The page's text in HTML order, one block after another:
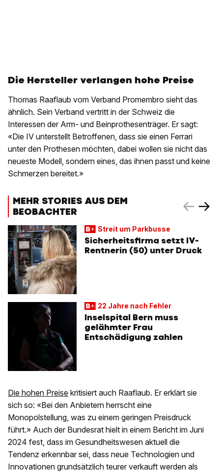
Die Hersteller verlangen hohe Preise
Thomas Raaflaub vom Verband Promembro sieht das
ähnlich. Sein Verband vertritt in der Schweiz die
Interessen der Arm- und Beinprothesenträger. Er sagt:
«Die IV unterstellt Betroffenen, dass sie einen Ferrari
unter den Prothesen möchten, dabei wollen sie nicht das
neueste Modell, sondern eines, das ihnen passt und keine
Schmerzen bereitet.»
MEHR STORIES AUS DEM
BEOBACHTER
Streit um Parkbusse
Sicherheitsfirma setzt IV-
Rentnerin (50) unter Druck
22 Jahre nach Fehler
Inselspital Bern muss
gelähmter Frau
Entschädigung zahlen
Die hohen Preise kritisiert auch Raaflaub. Er erklärt sie
sich so: «Bei den Anbietern herrscht eine
Monopolstellung, was zu einem geringen Preisdruck
führt.» Auch der Bundesrat hielt in einem Bericht im Juni
2024 fest, dass im Gesundheitswesen aktuell die
Tendenz erkennbar sei, dass neue Technologien und
Innovationen grundsätzlich teurer verkauft werden als